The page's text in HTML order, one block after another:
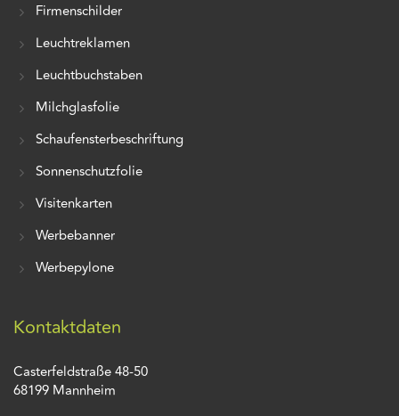
Firmenschilder
Leuchtreklamen
Leuchtbuchstaben
Milchglasfolie
Schaufensterbeschriftung
Sonnenschutzfolie
Visitenkarten
Werbebanner
Werbepylone
Kontaktdaten
Casterfeldstraße 48-50
68199 Mannheim